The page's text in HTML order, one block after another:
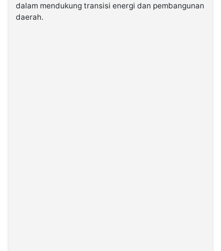
dalam mendukung transisi energi dan pembangunan
daerah.